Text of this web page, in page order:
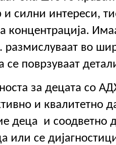
силни интереси,
концентрација.
размислуваат во
се поврзуваат
за децата со
и квалитетно
деца  и соодветно
или се